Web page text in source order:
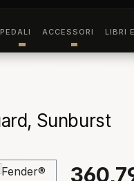
PEDALI ACCESSORI LIBRI
Sunburst